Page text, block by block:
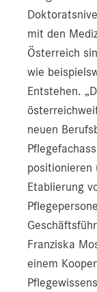
mit den
Österreich
wie
Entstehen.
neuen
positionieren
Etablierung
Franziska
einem